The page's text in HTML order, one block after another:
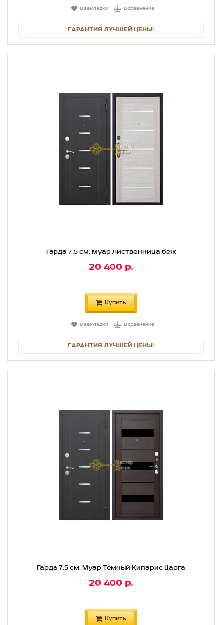
В закладки В сравнение
ГАРАНТИЯ ЛУЧШЕЙ ЦЕНЫ!
Гарда 7,5 см. Муар Лиственница беж
20 400 р.
Купить
В закладки В сравнение
ГАРАНТИЯ ЛУЧШЕЙ ЦЕНЫ!
Гарда 7,5 см. Муар Темный Кипарис Царга
20 400 р.
Купить